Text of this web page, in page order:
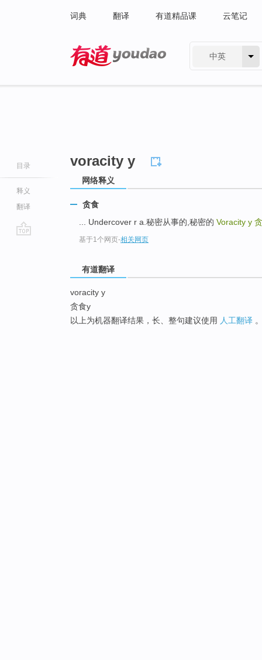
词典 翻译 有道精品课 云笔记
中英
目录
释义
翻译
voracity y
网络释义
贪食
... Undercover r a.秘密从事的,秘密的 Voracity y
基于1个网页-相关网页
有道翻译
voracity y
贪食y
以上为机器翻译结果，长、整句建议使用 人工翻译